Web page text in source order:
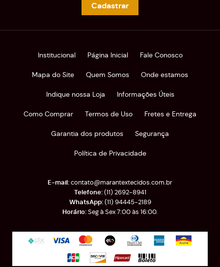
Cadastrar
Institucional Página Inicial Fale Conosco
Mapa do Site Quem Somos Onde estamos
Indique nossa Loja Informações Úteis
Como Comprar Termos de Uso Fretes e Entrega
Garantia dos produtos Segurança
Política de Privacidade
(11)2692-8941
(11)94445-2189
Seg à Sex 7:00 às 16:00.
contato@marantextecidos.com.br